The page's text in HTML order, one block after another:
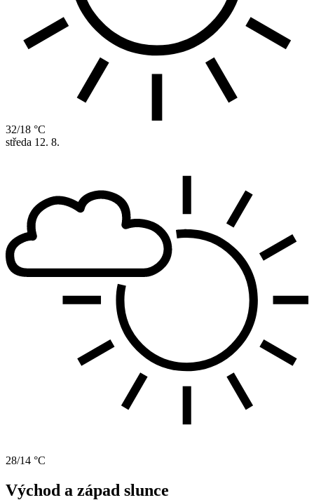
32/18 °C
středa 12. 8.
28/14 °C
Východ a západ slunce